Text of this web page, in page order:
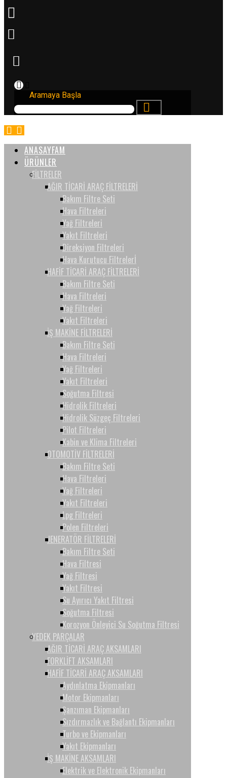
Aramaya Başla
ANASAYFAM
ÜRÜNLER
FİLTRELER
AĞIR TİCARİ ARAÇ FİLTRELERİ
Bakım Filtre Seti
Hava Filtreleri
Yağ Filtreleri
Yakıt Filtreleri
Direksiyon Filtreleri
Hava Kurutucu Filtrelerİ
HAFİF TİCARİ ARAÇ FİLTRELERİ
Bakım Filtre Seti
Hava Filtreleri
Yağ Filtreleri
Yakıt Filtreleri
İŞ MAKİNE FİLTRELERİ
Bakım Filtre Seti
Hava Filtreleri
Yağ Filtreleri
Yakıt Filtreleri
Soğutma Filtresi
Hidrolik Filtreleri
Hidrolik Süzgeç Filtreleri
Pilot Filtreleri
Kabin ve Klima Filtreleri
OTOMOTİV FİLTRELERİ
Bakım Filtre Seti
Hava Filtreleri
Yağ Filtreleri
Yakıt Filtreleri
Lpg Filtreleri
Polen Filtreleri
JENERATÖR FİLTRELERİ
Bakım Filtre Seti
Hava Filtresi
Yağ Filtresi
Yakıt Filtresi
Su Ayırıcı Yakıt Filtresi
Soğutma Filtresi
Korozyon Önleyici Su Soğutma Filtresi
YEDEK PARÇALAR
AĞIR TİCARİ ARAÇ AKSAMLARI
FORKLİFT AKSAMLARI
HAFİF TİCARİ ARAÇ AKSAMLARI
Aydınlatma Ekipmanları
Motor Ekipmanları
Şanzıman Ekipmanları
Sızdırmazlık ve Bağlantı Ekipmanları
Turbo ve Ekipmanları
Yakıt Ekipmanları
İŞ MAKİNE AKSAMLARI
Elektrik ve Elektronik Ekipmanları